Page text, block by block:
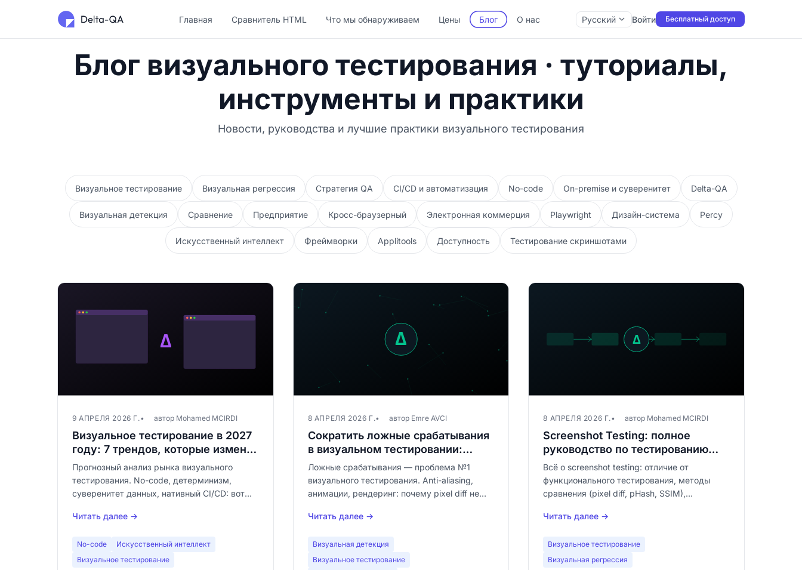
Главная Сравнитель HTML Что мы обнаруживаем Цены Блог О нас Русский Войти Бесплатный доступ
Блог визуального тестирования · туториалы,
инструменты и практики
Новости, руководства и лучшие практики визуального тестирования
Визуальное тестирование Визуальная регрессия Стратегия QA CI/CD и автоматизация No-code On-premise и суверенитет Delta-QA
Визуальная детекция Сравнение Предприятие Кросс-браузерный Электронная коммерция Playwright Дизайн-система Percy
Искусственный интеллект Фреймворки Applitools Доступность Тестирование скриншотами
9 АПРЕЛЯ 2026 Г. автор Mohamed MCIRDI
Визуальное тестирование в 2027
году: 7 трендов, которые изменят
рынок
Прогнозный анализ рынка визуального
тестирования. No-code, детерминизм,
суверенитет данных, нативный CI/CD: вот
Читать далее →
No-code
Искусственный интеллект
Визуальное тестирование
8 АПРЕЛЯ 2026 Г. автор Emre AVCI
Сократить ложные срабатывания
в визуальном тестировании:
проблема, которую никто по-
настоящему не решает
Ложные срабатывания — проблема №1
визуального тестирования. Anti-aliasing,
анимации, рендеринг: почему pixel diff не
движок, откалиброванный под человеческое
Читать далее →
Визуальная детекция
Визуальное тестирование
8 АПРЕЛЯ 2026 Г. автор Mohamed MCIRDI
Screenshot Testing: полное
руководство по тестированию
скриншотами в 2026 году
Всё о screenshot testing: отличие от
функционального тестирования, методы
сравнения (pixel diff, pHash, SSIM),
Читать далее →
Визуальное тестирование
Визуальная регрессия